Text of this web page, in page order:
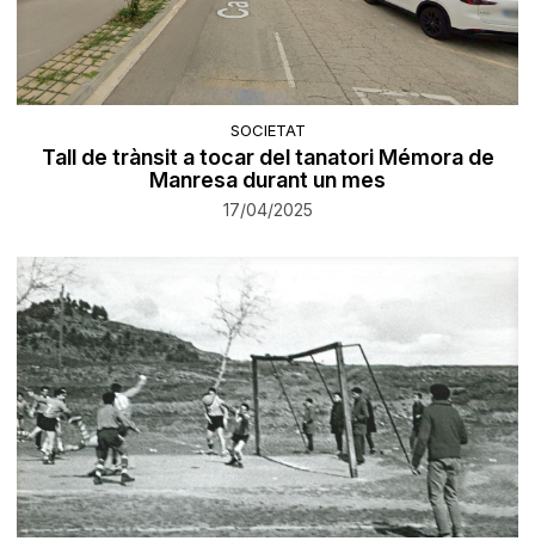
SOCIETAT
Tall de trànsit a tocar del tanatori Mémora de
Manresa durant un mes
17/04/2025